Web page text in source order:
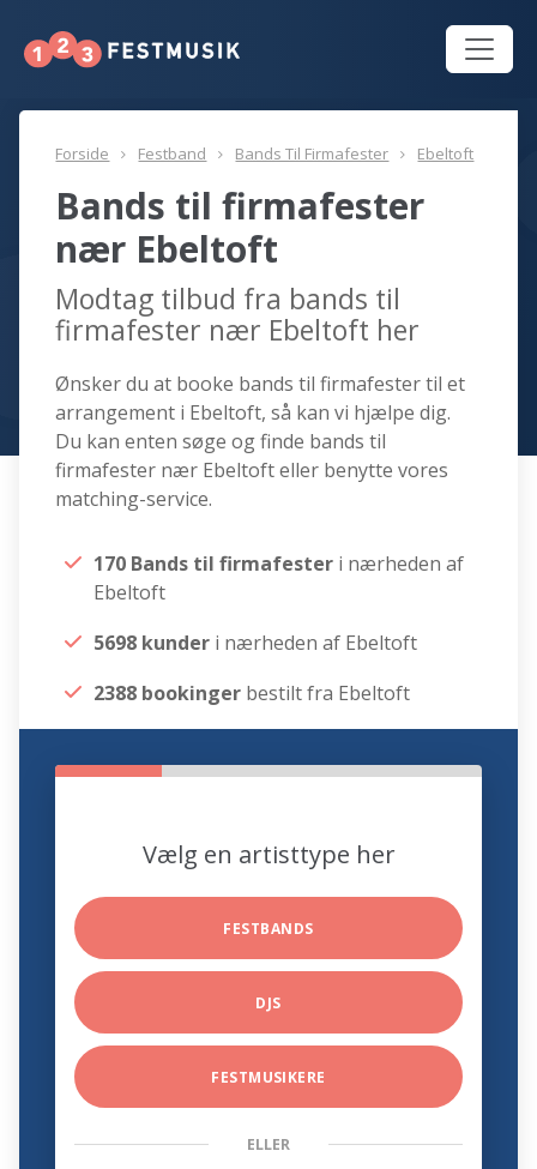
Forside Festband Bands Til Firmafester Ebeltoft
Bands til firmafester
nær Ebeltoft
Modtag tilbud fra bands til
firmafester nær Ebeltoft her
Ønsker du at booke bands til firmafester til et
arrangement i Ebeltoft, så kan vi hjælpe dig.
Du kan enten søge og finde bands til
firmafester nær Ebeltoft eller benytte vores
matching-service.
170 Bands til firmafester i nærheden af
Ebeltoft
5698 kunder i nærheden af Ebeltoft
2388 bookinger bestilt fra Ebeltoft
Vælg en artisttype her
FESTBANDS
DJS
FESTMUSIKERE
ELLER